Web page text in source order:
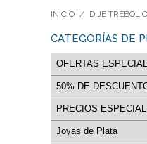
INICIO / DIJE TRÉBOL
CATEGORÍAS DE
OFERTAS
LIQUIDACION Aros
Joyas de Acero
Acero Blanco
Joyas de Plata
50% DE
Anillos 50% de
Dijes 50% de
PRECIOS
PACKS en Acero
Joyas de Plata